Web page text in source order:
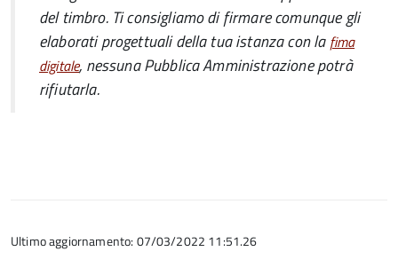
del timbro. Ti consigliamo di firmare comunque gli
elaborati progettuali della tua istanza con la fima
digitale, nessuna Pubblica Amministrazione potrà
rifiutarla.
Ultimo aggiornamento: 07/03/2022 11:51.26